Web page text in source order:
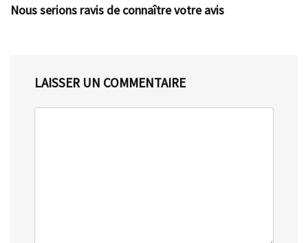
Nous serions ravis de connaître votre avis
LAISSER UN COMMENTAIRE